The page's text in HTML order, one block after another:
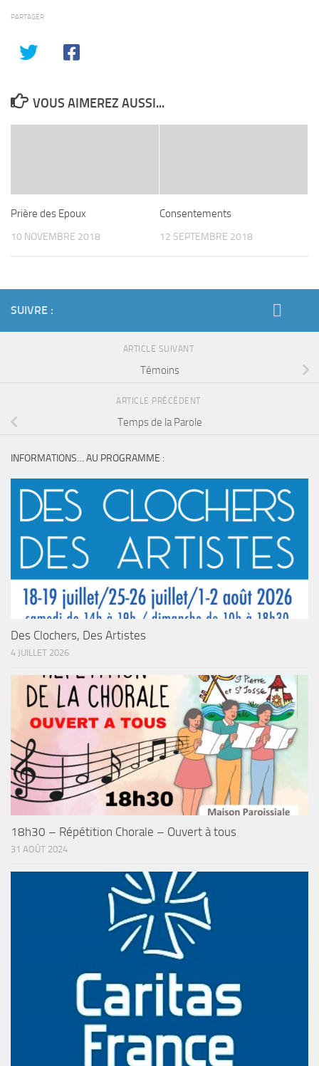
PARTAGER
VOUS AIMEREZ AUSSI...
Prière des Epoux
10 NOVEMBRE 2018
Consentements
12 SEPTEMBRE 2018
SUIVRE :
ARTICLE SUIVANT
Témoins
ARTICLE PRÉCÉDENT
Temps de la Parole
INFORMATIONS… AU PROGRAMME :
Des Clochers, Des Artistes
4 JUILLET 2026
18h30 – Répétition Chorale – Ouvert à tous
31 AOÛT 2024